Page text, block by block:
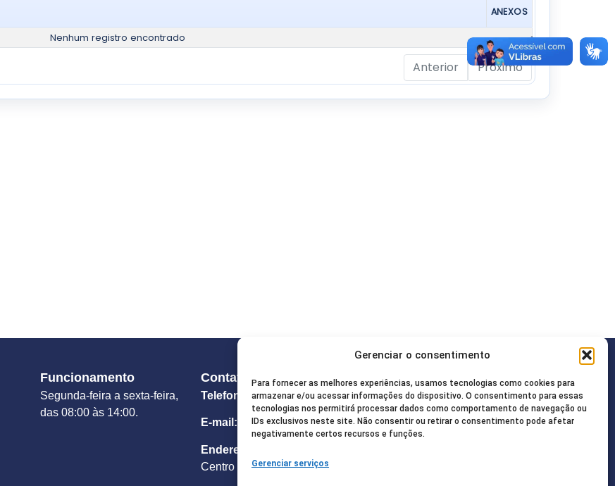
Gerenciar o consentimento
Para fornecer as melhores experiências, usamos tecnologias como cookies para
armazenar e/ou acessar informações do dispositivo. O consentimento para essas
tecnologias nos permitirá processar dados como comportamento de navegação ou
IDs exclusivos neste site. Não consentir ou retirar o consentimento pode afetar
negativamente certos recursos e funções.
Gerenciar serviços
Funcionamento
Segunda-feira a sexta-feira,
das 08:00 às 14:00.
Contato
Telefone:(92) 98208-2755
E-mail: camarajurua@gmail.com
Endereço:
Centro / CEP: 69.520-000
Redes Sociais